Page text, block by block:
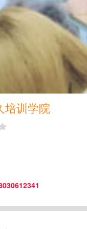
培训学院